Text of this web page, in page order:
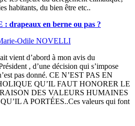
habitants, du bien être etc..
: drapeaux en berne ou pas ?
Odile NOVELLI
vient d’abord à mon avis du
, d’une décision qui s’impose
pas donné. CE N’EST PAS EN
QU’IL FAUT HONORER LE
RAISON DES VALEURS HUMAINES
A PORTÉES..Ces valeurs qui font